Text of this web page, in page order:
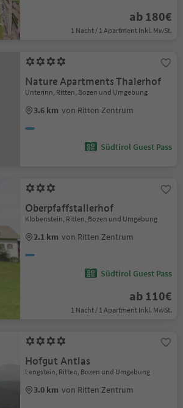
ab 180€
1 Nacht / 1 Apartment Inkl. MwSt.
Nature Apartments Thalerhof
Unterinn, Ritten, Bozen und Umgebung
3.6 km von Ritten Zentrum
Südtirol Guest Pass
Oberpfaffstallerhof
Klobenstein, Ritten, Bozen und Umgebung
2.1 km von Ritten Zentrum
Südtirol Guest Pass
ab 110€
1 Nacht / 1 Apartment Inkl. MwSt.
Hofgut Antlas
Lengstein, Ritten, Bozen und Umgebung
3.0 km von Ritten Zentrum